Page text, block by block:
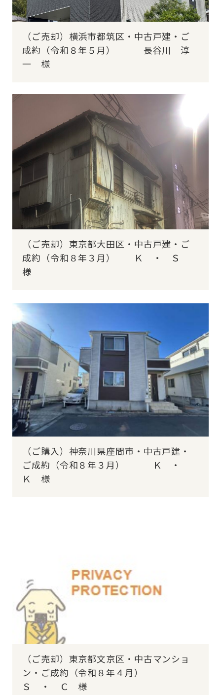
（ご売却）横浜市都筑区・中古戸建・ご
成約（令和８年５月） 長谷川 淳
一 様
（ご売却）東京都大田区・中古戸建・ご
成約（令和８年３月） Ｋ ・ Ｓ
様
（ご購入）神奈川県座間市・中古戸建・
ご成約（令和８年３月） Ｋ ・
Ｋ 様
（ご売却）東京都文京区・中古マンショ
ン・ご成約（令和８年４月）
Ｓ ・ Ｃ 様